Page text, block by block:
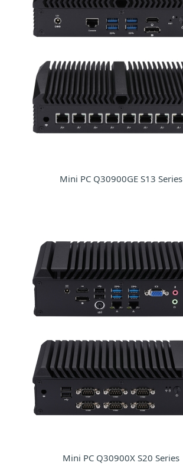
Mini PC Q30900GE S13 Series
Mini PC Q30900X S20 Series